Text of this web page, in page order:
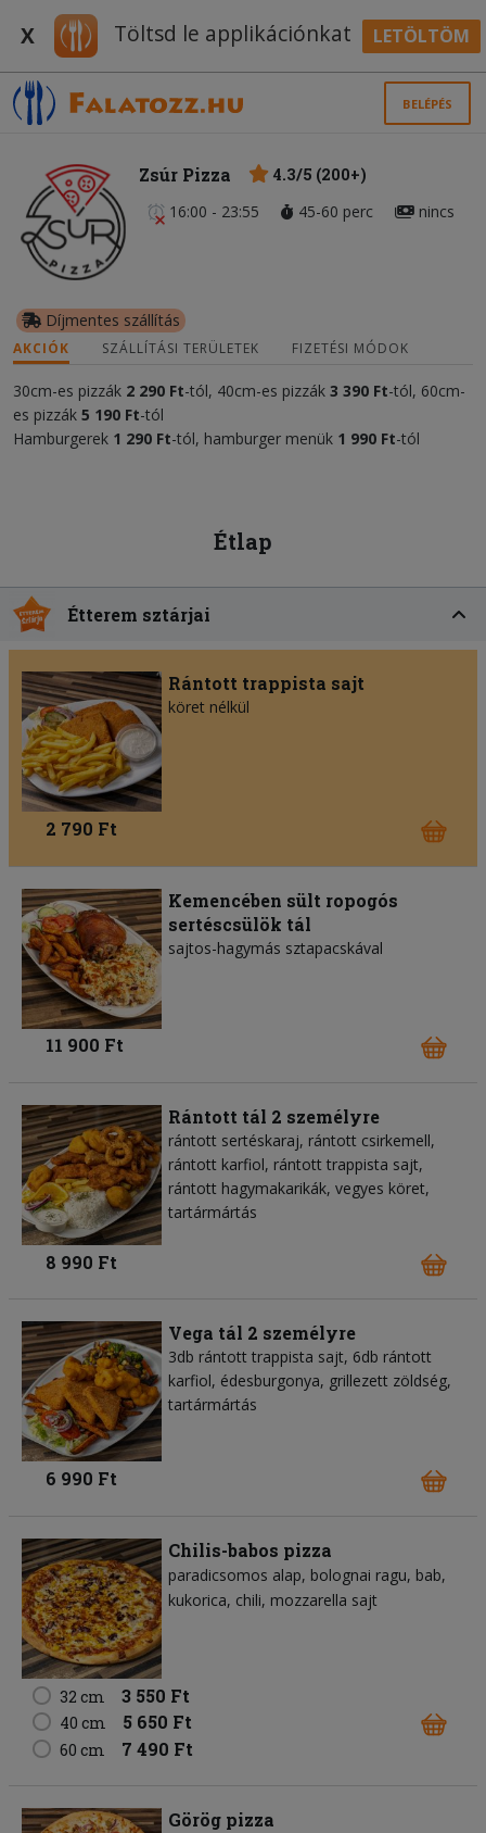
X Töltsd le applikációnkat LETÖLTÖM
BELÉPÉS
Zsúr Pizza
4.3/5 (200+)
16:00 - 23:55
45-60 perc nincs
Díjmentes szállítás
AKCIÓK SZÁLLÍTÁSI TERÜLETEK FIZETÉSI MÓDOK
30cm-es pizzák 2 290 Ft-tól, 40cm-es pizzák 3 390 Ft-tól, 60cm-
es pizzák 5 190 Ft-tól
Hamburgerek 1 290 Ft-tól, hamburger menük 1 990 Ft-tól
Étlap
Étterem sztárjai
Rántott trappista sajt
köret nélkül
2 790 Ft
Kemencében sült ropogós
sertéscsülök tál
sajtos-hagymás sztapacskával
11 900 Ft
Rántott tál 2 személyre
rántott sertéskaraj, rántott csirkemell,
rántott karfiol, rántott trappista sajt,
rántott hagymakarikák, vegyes köret,
tartármártás
8 990 Ft
Vega tál 2 személyre
3db rántott trappista sajt, 6db rántott
karfiol, édesburgonya, grillezett zöldség,
tartármártás
6 990 Ft
Chilis-babos pizza
paradicsomos alap bolognai ragu bab
kukorica chili mozzarella sajt
32 cm 3 550 Ft
40 cm 5 650 Ft
60 cm 7 490 Ft
Görög pizza